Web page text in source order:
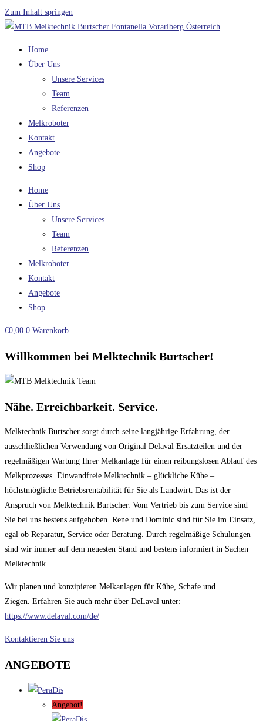
Zum Inhalt springen
Home
Über Uns
Unsere Services
Team
Referenzen
Melkroboter
Kontakt
Angebote
Shop
Home
Über Uns
Unsere Services
Team
Referenzen
Melkroboter
Kontakt
Angebote
Shop
€0,00 0 Warenkorb
Willkommen bei Melktechnik Burtscher!
Nähe. Erreichbarkeit. Service.
Melktechnik Burtscher sorgt durch seine langjährige Erfahrung, der
ausschließlichen Verwendung von Original Delaval Ersatzteilen und der
regelmäßigen Wartung Ihrer Melkanlage für einen reibungslosen Ablauf des
Melkprozesses. Einwandfreie Melktechnik – glückliche Kühe –
höchstmögliche Betriebsrentabilität für Sie als Landwirt. Das ist der
Anspruch von Melktechnik Burtscher. Vom Vertrieb bis zum Service sind
Sie bei uns bestens aufgehoben. Rene und Dominic sind für Sie im Einsatz,
egal ob Reparatur, Service oder Beratung. Durch regelmäßige Schulungen
sind wir immer auf dem neuesten Stand und bestens informiert in Sachen
Melktechnik.
Wir planen und konzipieren Melkanlagen für Kühe, Schafe und
Ziegen. Erfahren Sie auch mehr über DeLaval unter:
https://www.delaval.com/de/
Kontaktieren Sie uns
ANGEBOTE
Angebot!